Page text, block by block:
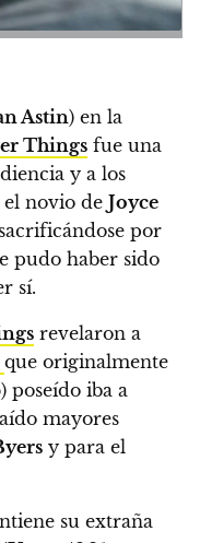
Astin) en la
Things fue una
y a los
el novio de Joyce
por
pudo haber sido
sí.
revelaron a
que originalmente
) poseído iba a
mayores
y para el
su extraña